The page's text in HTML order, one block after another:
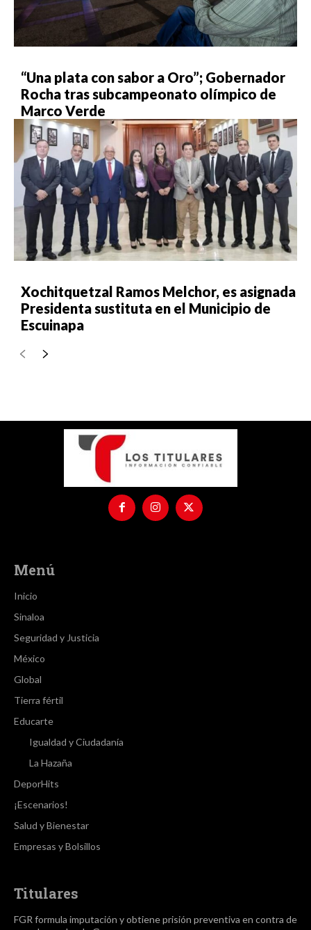
“Una plata con sabor a Oro”; Gobernador
Rocha tras subcampeonato olímpico de
Marco Verde
Xochitquetzal Ramos Melchor, es asignada
Presidenta sustituta en el Municipio de
Escuinapa
Menú
Inicio
Sinaloa
Seguridad y Justicia
México
Global
Tierra fértil
Educarte
Igualdad y Ciudadanía
La Hazaña
DeporHits
¡Escenarios!
Salud y Bienestar
Empresas y Bolsillos
Titulares
FGR formula imputación y obtiene prisión preventiva en contra de